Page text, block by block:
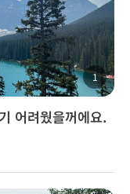
1
어려웠을꺼에요.